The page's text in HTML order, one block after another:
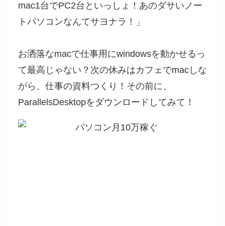
mac1台でPC2台といっしょ！あのダサいノー
トパソコンなんてサヨナラ！」
お洒落なmacで仕事用にwindowsを動かせるっ
て最高じゃない？次の休みはカフェでmacしな
がら、仕事の資料つくり！その前に、
ParallelsDesktopをダウンロードしてみて！